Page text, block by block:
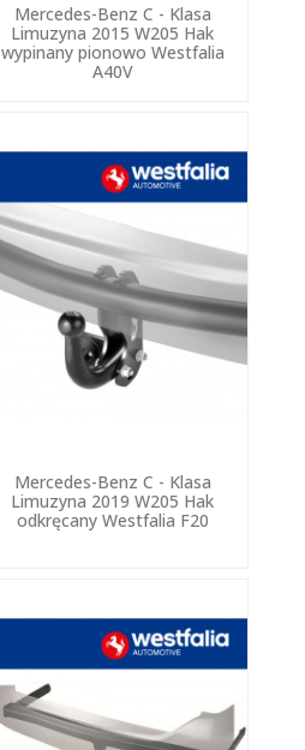
Mercedes-Benz C - Klasa
Limuzyna 2015 W205 Hak
wypinany pionowo Westfalia
A40V
Mercedes-Benz C - Klasa
Limuzyna 2019 W205 Hak
odkręcany Westfalia F20